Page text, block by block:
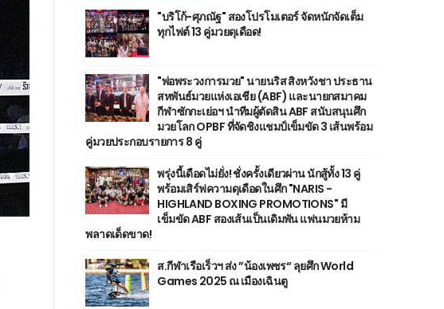
"บริโก้-ศุภณัฐ" สองโปรโมเตอร์ จัดหนักจัดเต็ม
ทุกไฟต์ 13 คู่มวยดุเดือด!
"พ่อพระวงการมวย" นายนริส สิงหวังชา ประธาน
สหพันธ์มวยแห่งเอเชีย (ABF) และนายกสมาคม
กีฬาซักกะเย่อฯ นำทีมผู้ตัดสิน ABF สนับสนุนศึก
มวยโลก OPBF ที่จัดชิงแชมป์เข็มขัด 3 เส้นพร้อม
คู่มวยประกอบรายการ 8 คู่
พรุ่งนี้เดือดไม่ยั่ง! ชั่งครั้งเดียวผ่าน นักสู้ทั้ง 13 คู่
พร้อมเสิร์ฟความดุเดือดในศึก "NARIS -
HIGHLAND BOXING PROMOTIONS" มี
เข็มขัด ABF สองเส้นเป็นเดิมพัน แฟนมวยห้าม
พลาดเด็ดขาด!
ส.กีฬาเรือเร็วฯ ส่ง ”น้องเพชร“ ลุยศึก World
Games 2025 ณ เมืองเฉินตู